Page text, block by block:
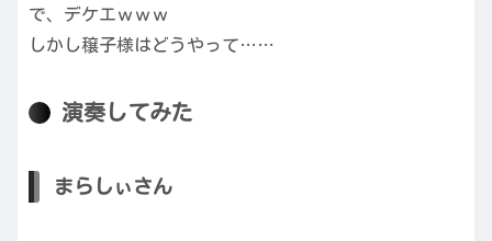
で、デケエｗｗｗ
しかし穣子様はどうやって……
演奏してみた
まらしぃさん